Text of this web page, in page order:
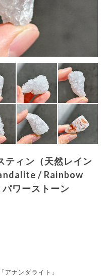
ティン（天然レイン
/ Rainbow
ワーストーン
アナンダライト」